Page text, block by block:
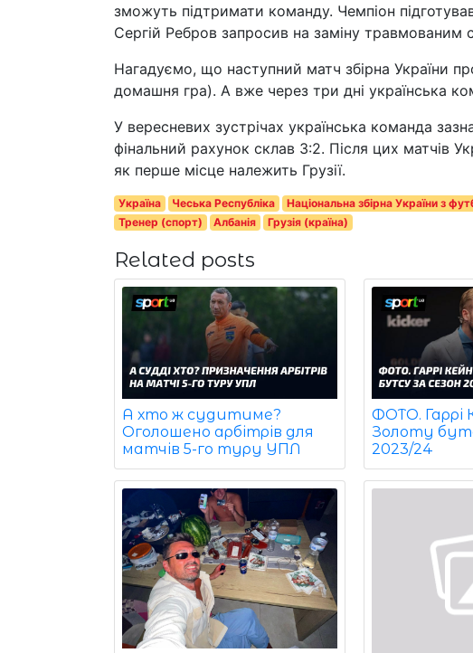
зможуть підтримати команду. Чемпіон
Сергій Ребров запросив на заміну травмованим
Нагадуємо, що наступний матч збірна України
домашня гра). А вже через три дні українська
У вересневих зустрічах українська команда
фінальний рахунок склав 3:2. Після цих матчів
як перше місце належить Грузії.
Україна Чеська Республіка Національна збірна України з
Тренер (спорт)
Албанія Грузія (країна)
Related posts
А хто ж судитиме?
Оголошено арбітрів для
матчів 5-го туру УПЛ
ФОТО. Гаррі
Золоту
2023/24